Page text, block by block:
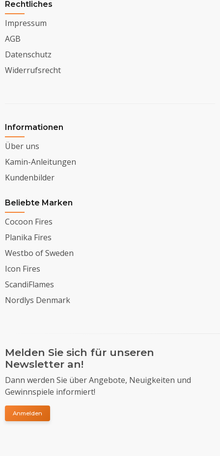
Rechtliches
Impressum
AGB
Datenschutz
Widerrufsrecht
Informationen
Über uns
Kamin-Anleitungen
Kundenbilder
Beliebte Marken
Cocoon Fires
Planika Fires
Westbo of Sweden
Icon Fires
ScandiFlames
Nordlys Denmark
Melden Sie sich für unseren
Newsletter an!
Dann werden Sie über Angebote, Neuigkeiten und
Gewinnspiele informiert!
Anmelden